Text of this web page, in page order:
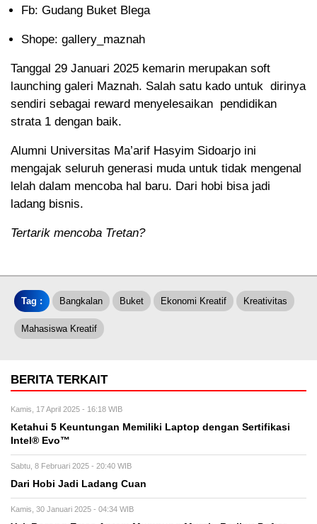
Fb: Gudang Buket Blega
Shope: gallery_maznah
Tanggal 29 Januari 2025 kemarin merupakan soft
launching galeri Maznah. Salah satu kado untuk dirinya
sendiri sebagai reward menyelesaikan pendidikan
strata 1 dengan baik.
Alumni Universitas Ma’arif Hasyim Sidoarjo ini
mengajak seluruh generasi muda untuk tidak mengenal
lelah dalam mencoba hal baru. Dari hobi bisa jadi
ladang bisnis.
Tertarik mencoba Tretan?
Tag : Bangkalan Buket Ekonomi Kreatif Kreativitas
Mahasiswa Kreatif
BERITA TERKAIT
Kamis, 17 April 2025 - 16:18 WIB
Ketahui 5 Keuntungan Memiliki Laptop dengan Sertifikasi
Intel® Evo™
Sabtu, 8 Februari 2025 - 20:40 WIB
Dari Hobi Jadi Ladang Cuan
Kamis, 30 Januari 2025 - 04:34 WIB